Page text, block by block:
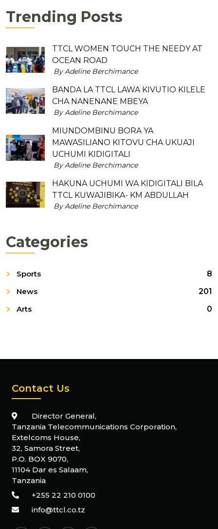
Trending Posts
TTCL WOMEN TOUCH THE NEEDY AT
OCEAN ROAD
By Adeline Berchimance
BANDA LA TTCL LAWA KIVUTIO KILELE
CHA NANENANE MBEYA
By Adeline Berchimance
MIUNDOMBINU BORA YA
MAWASILIANO KITOVU CHA UKUAJI
UCHUMI KIDIGITALI
By Adeline Berchimance
HAKUNA UCHUMI WA KIDIGITALI BILA
TTCL KUWAJIBIKA- KM ABDULLAH
By Adeline Berchimance
Categories
Sports
8
News
201
Arts
0
Contact Us
Director General,
Tanzania Telecommunications Corporation,
Extelcoms House,
32, Samora Street,
P.O. BOX 9070,
11104 Dar es Salaam,
Tanzania
+255 22 210 0100
info@ttcl.co.tz